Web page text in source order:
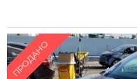
ПРОДАНО